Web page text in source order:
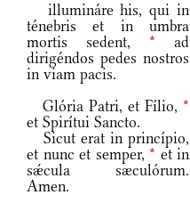
illumináre his, qui in
ténebris et in umbra
mortis sedent, * ad
dirigéndos pedes nostros
in viam pacis.
Glória Patri, et Fílio, *
et Spirítui Sancto.
Sicut erat in princípio,
et nunc et semper, * et in
sǽcula sæculórum.
Amen.